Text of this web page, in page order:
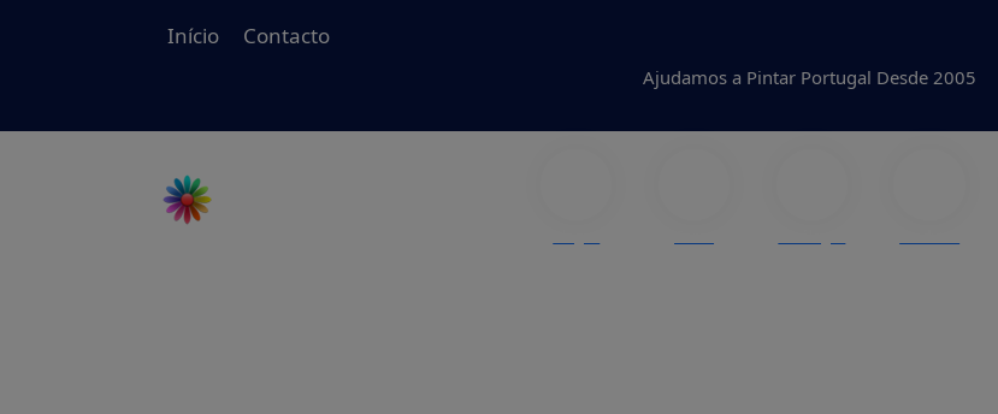
Início Contacto
Ajudamos a Pintar Portugal Desde 2005